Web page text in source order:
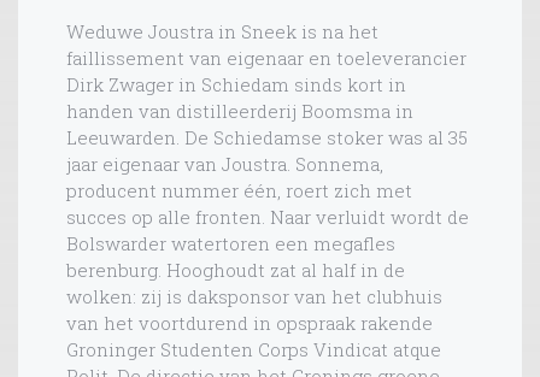
Weduwe Joustra in Sneek is na het
faillissement van eigenaar en toeleverancier
Dirk Zwager in Schiedam sinds kort in
handen van distilleerderij Boomsma in
Leeuwarden. De Schiedamse stoker was al 35
jaar eigenaar van Joustra. Sonnema,
producent nummer één, roert zich met
succes op alle fronten. Naar verluidt wordt de
Bolswarder watertoren een megafles
berenburg. Hooghoudt zat al half in de
wolken: zij is daksponsor van het clubhuis
van het voortdurend in opspraak rakende
Groninger Studenten Corps Vindicat atque